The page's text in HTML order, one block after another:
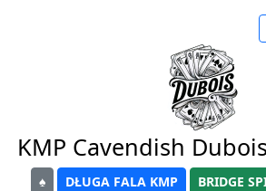
KMP Cavendish
♠ DŁUGA FALA KMP BRIDGE